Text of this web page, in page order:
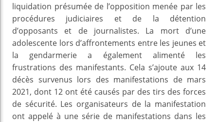
liquidation présumée de l’opposition menée par les
procédures judiciaires et de la détention
d’opposants et de journalistes. La mort d’une
adolescente lors d’affrontements entre les jeunes et
la gendarmerie a également alimenté les
frustrations des manifestants. Cela s’ajoute aux 14
décès survenus lors des manifestations de mars
2021, dont 12 ont été causés par des tirs des forces
de sécurité. Les organisateurs de la manifestation
ont appelé à une série de manifestations dans les